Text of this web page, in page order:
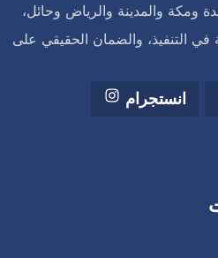
ومكة والمدينة والرياض وحائل،
في التنفيذ، والضمان الحقيقي على
انستجرام